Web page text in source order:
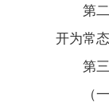
第
开为常
第
（